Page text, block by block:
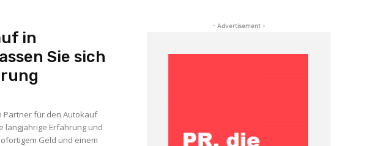
in
Sie sich
Partner für den Autokauf
langjährige Erfahrung und
Geld und einem
- Advertisement -